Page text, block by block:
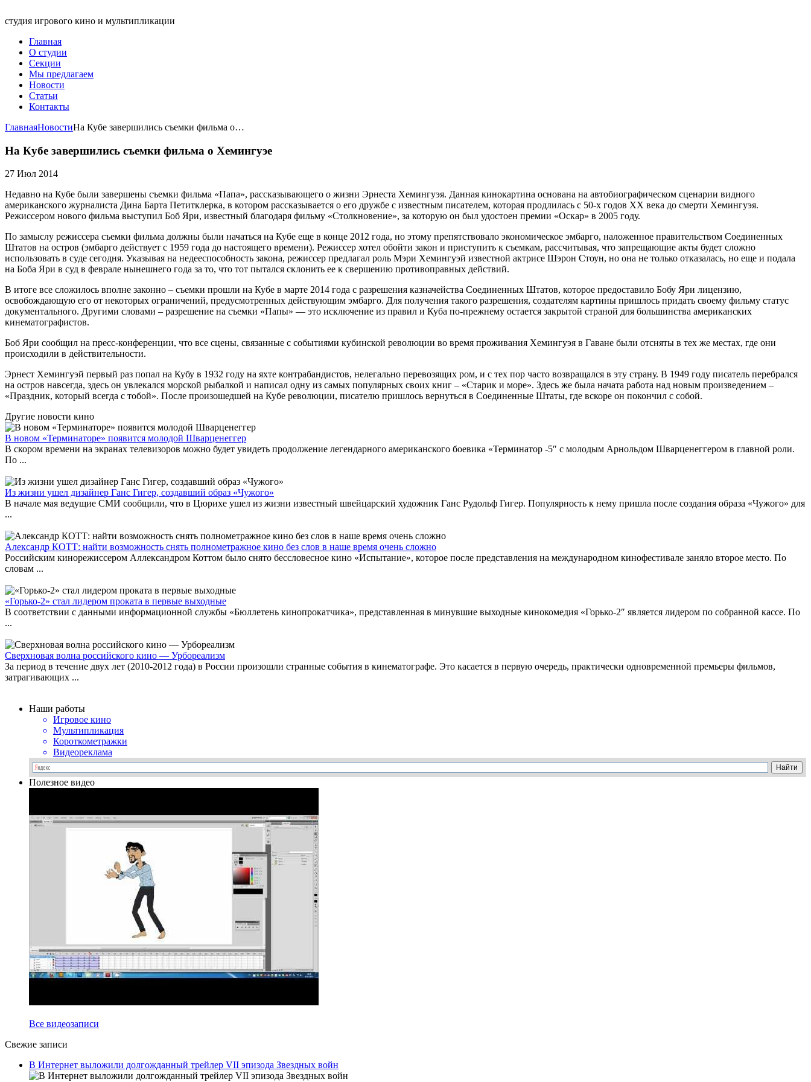
студия игрового кино и мультипликации
Главная
О студии
Секции
Мы предлагаем
Новости
Статьи
Контакты
ГлавнаяНовостиНа Кубе завершились съемки фильма о…
На Кубе завершились съемки фильма о Хемингуэе
27 Июл 2014
Недавно на Кубе были завершены съемки фильма «Папа», рассказывающего о жизни Эрнеста Хемингуэя. Данная кинокартина основана на автобиографическом сценарии видного
американского журналиста Дина Барта Петитклерка, в котором рассказывается о его дружбе с известным писателем, которая продлилась с 50-х годов XX века до смерти Хемингуэя.
Режиссером нового фильма выступил Боб Яри, известный благодаря фильму «Столкновение», за которую он был удостоен премии «Оскар» в 2005 году.
По замыслу режиссера съемки фильма должны были начаться на Кубе еще в конце 2012 года, но этому препятствовало экономическое эмбарго, наложенное правительством Соединенных
Штатов на остров (эмбарго действует с 1959 года до настоящего времени). Режиссер хотел обойти закон и приступить к съемкам, рассчитывая, что запрещающие акты будет сложно
использовать в суде сегодня. Указывая на недееспособность закона, режиссер предлагал роль Мэри Хемингуэй известной актрисе Шэрон Стоун, но она не только отказалась, но еще и подала
на Боба Яри в суд в феврале нынешнего года за то, что тот пытался склонить ее к свершению противоправных действий.
В итоге все сложилось вполне законно – съемки прошли на Кубе в марте 2014 года с разрешения казначейства Соединенных Штатов, которое предоставило Бобу Яри лицензию,
освобождающую его от некоторых ограничений, предусмотренных действующим эмбарго. Для получения такого разрешения, создателям картины пришлось придать своему фильму статус
документального. Другими словами – разрешение на съемки «Папы» — это исключение из правил и Куба по-прежнему остается закрытой страной для большинства американских
кинематографистов.
Боб Яри сообщил на пресс-конференции, что все сцены, связанные с событиями кубинской революции во время проживания Хемингуэя в Гаване были отсняты в тех же местах, где они
происходили в действительности.
Эрнест Хемингуэй первый раз попал на Кубу в 1932 году на яхте контрабандистов, нелегально перевозящих ром, и с тех пор часто возвращался в эту страну. В 1949 году писатель перебрался
на остров навсегда, здесь он увлекался морской рыбалкой и написал одну из самых популярных своих книг – «Старик и море». Здесь же была начата работа над новым произведением –
«Праздник, который всегда с тобой». После произошедшей на Кубе революции, писателю пришлось вернуться в Соединенные Штаты, где вскоре он покончил с собой.
Другие новости кино
В новом «Терминаторе» появится молодой Шварценеггер
В скором времени на экранах телевизоров можно будет увидеть продолжение легендарного американского боевика «Терминатор -5″ с молодым Арнольдом Шварценеггером в главной роли.
По ...
Из жизни ушел дизайнер Ганс Гигер, создавший образ «Чужого»
В начале мая ведущие СМИ сообщили, что в Цюрихе ушел из жизни известный швейцарский художник Ганс Рудольф Гигер. Популярность к нему пришла после создания образа «Чужого» для
...
Александр КОТТ: найти возможность снять полнометражное кино без слов в наше время очень сложно
Российским кинорежиссером Аллександром Коттом было снято бессловесное кино «Испытание», которое после представления на международном кинофестивале заняло второе место. По
словам ...
«Горько-2» стал лидером проката в первые выходные
В соответствии с данными информационной службы «Бюллетень кинопрокатчика», представленная в минувшие выходные кинокомедия «Горько-2″ является лидером по собранной кассе. По
...
Сверхновая волна российского кино — Урбореализм
За период в течение двух лет (2010-2012 года) в России произошли странные события в кинематографе. Это касается в первую очередь, практически одновременной премьеры фильмов,
затрагивающих ...
Наши работы
Игровое кино
Мультипликация
Короткометражки
Видеореклама
Полезное видео
Все видеозаписи
Свежие записи
В Интернет выложили долгожданный трейлер VII эпизода Звездных войн